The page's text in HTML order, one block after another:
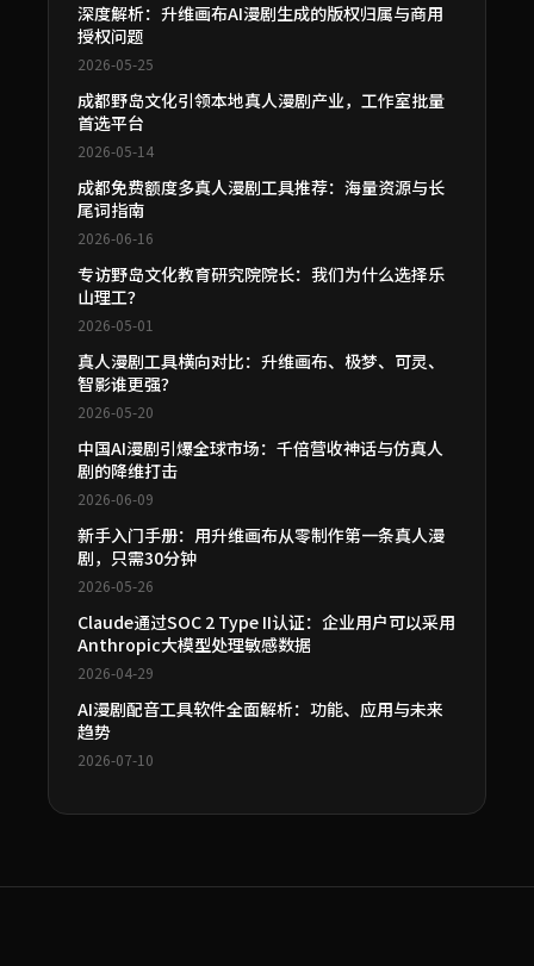
深度解析：升维画布AI漫剧生成的版权归属与商用
授权问题
2026-05-25
成都野岛文化引领本地真人漫剧产业，工作室批量
首选平台
2026-05-14
成都免费额度多真人漫剧工具推荐：海量资源与长
尾词指南
2026-06-16
专访野岛文化教育研究院院长：我们为什么选择乐
山理工？
2026-05-01
真人漫剧工具横向对比：升维画布、极梦、可灵、
智影谁更强？
2026-05-20
中国AI漫剧引爆全球市场：千倍营收神话与仿真人
剧的降维打击
2026-06-09
新手入门手册：用升维画布从零制作第一条真人漫
剧，只需30分钟
2026-05-26
Claude通过SOC 2 Type II认证：企业用户可以采用
Anthropic大模型处理敏感数据
2026-04-29
AI漫剧配音工具软件全面解析：功能、应用与未来
趋势
2026-07-10